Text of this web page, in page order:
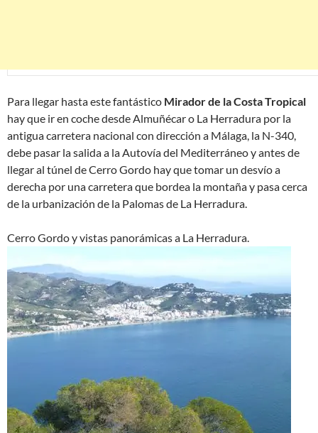
Para llegar hasta este fantástico Mirador de la Costa Tropical
hay que ir en coche desde Almuñécar o La Herradura por la
antigua carretera nacional con dirección a Málaga, la N-340,
debe pasar la salida a la Autovía del Mediterráneo y antes de
llegar al túnel de Cerro Gordo hay que tomar un desvío a
derecha por una carretera que bordea la montaña y pasa cerca
de la urbanización de la Palomas de La Herradura.
Cerro Gordo y vistas panorámicas a La Herradura.